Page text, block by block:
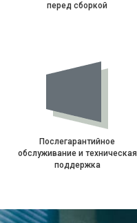
перед сборкой
Послегарантийное
обслуживание и техническая
поддержка